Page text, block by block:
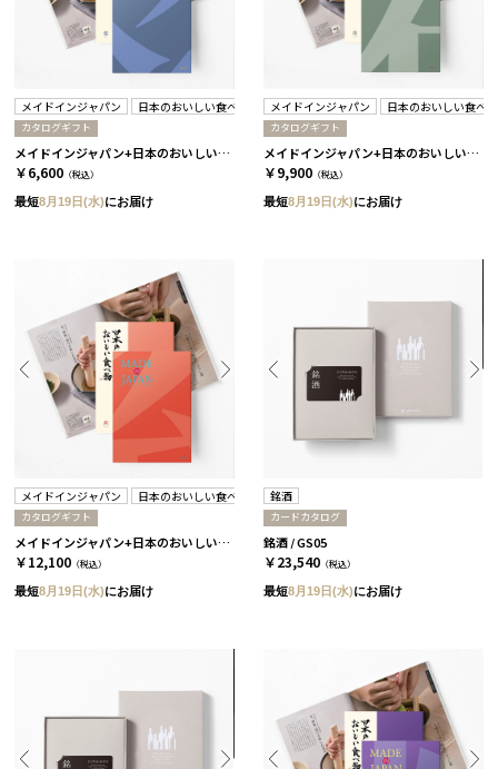
メイドインジャパン 日本のおいしい食べ物
カタログギフト
メイドインジャパン+日本のおいしい食べ物 / MJ10+藍 2冊セット
￥6,600 （税込）
最短8月19日(水)にお届け
メイドインジャパン 日本のおいしい食べ物
カタログギフト
メイドインジャパン+日本のおいしい食べ物 / MJ14+蓬 2冊セット
￥9,900 （税込）
最短8月19日(水)にお届け
メイドインジャパン 日本のおいしい食べ物
カタログギフト
メイドインジャパン+日本のおいしい食べ物 / MJ16+茜 2冊セット
￥12,100 （税込）
最短8月19日(水)にお届け
銘酒
カードカタログ
銘酒 / GS05
￥23,540 （税込）
最短8月19日(水)にお届け